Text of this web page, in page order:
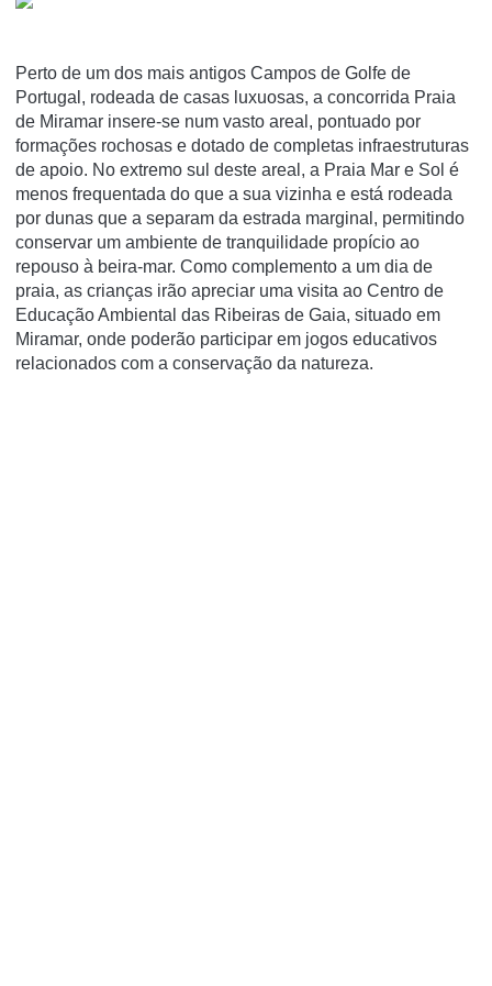
Perto de um dos mais antigos Campos de Golfe de
Portugal, rodeada de casas luxuosas, a concorrida Praia
de Miramar insere-se num vasto areal, pontuado por
formações rochosas e dotado de completas infraestruturas
de apoio. No extremo sul deste areal, a Praia Mar e Sol é
menos frequentada do que a sua vizinha e está rodeada
por dunas que a separam da estrada marginal, permitindo
conservar um ambiente de tranquilidade propício ao
repouso à beira-mar. Como complemento a um dia de
praia, as crianças irão apreciar uma visita ao Centro de
Educação Ambiental das Ribeiras de Gaia, situado em
Miramar, onde poderão participar em jogos educativos
relacionados com a conservação da natureza.